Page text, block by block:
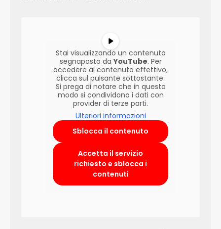
Stai visualizzando un contenuto
segnaposto daYouTube. Per
accedere al contenuto effettivo,
clicca sul pulsante sottostante.
Si prega di notare che in questo
modo si condividono i dati con
provider di terze parti.
Ulteriori informazioni
Sblocca il contenuto
Accetta il servizio
richiesto e sblocca i
contenuti